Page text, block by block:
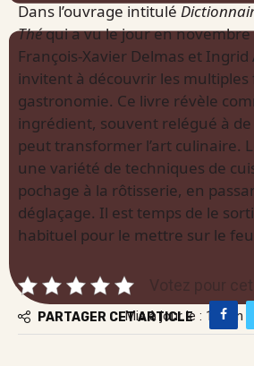
Mis à jour le : 16 juin
Dans l’ouvrage intitulé
Théqui a vu le jour en
François-Xavier Delmas et
invitent à découvrir les multiples
gastronomie. Ce livre révèle
ingrédient, souvent relégué à
peut transformer l’art culinaire.
une variété de techniques de
pochage à la rôtisserie, en
déglaçage. Il est temps de le
habituel pour le mettre sur le
Votez pour
PARTAGER CET ARTICLE